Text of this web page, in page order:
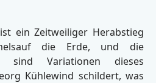
ist ein Zeitweiliger Herabstieg
die Erde, und die
sind Variationen dieses
Kühlewind schildert, was